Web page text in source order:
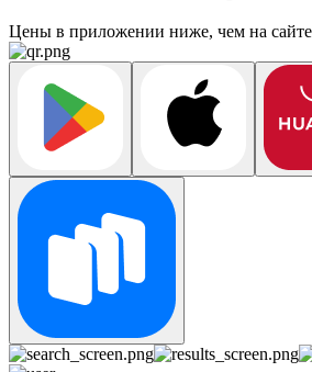
Цены в приложении ниже, чем на сайте